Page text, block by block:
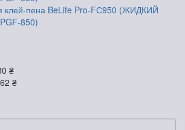
клей-пена BeLife Pro-FС950 (ЖИДКИЙ
850)
₴
₴